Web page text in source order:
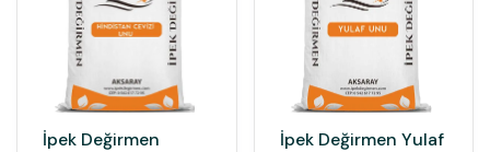
İpek Değirmen
İpek Değirmen Yulaf